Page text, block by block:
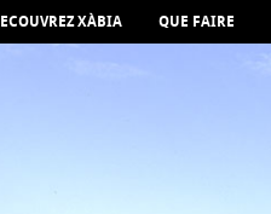
XÀBIA QUE FAIRE